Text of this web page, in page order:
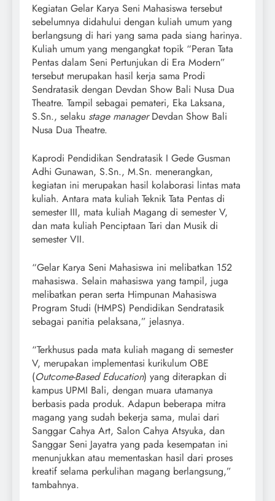
Kegiatan Gelar Karya Seni Mahasiswa tersebut
sebelumnya didahului dengan kuliah umum yang
berlangsung di hari yang sama pada siang harinya.
Kuliah umum yang mengangkat topik “Peran Tata
Pentas dalam Seni Pertunjukan di Era Modern”
tersebut merupakan hasil kerja sama Prodi
Sendratasik dengan Devdan Show Bali Nusa Dua
Theatre. Tampil sebagai pemateri, Eka Laksana,
S.Sn., selaku stage managerDevdan Show Bali
Nusa Dua Theatre.
Kaprodi Pendidikan Sendratasik I Gede Gusman
Adhi Gunawan, S.Sn., M.Sn. menerangkan,
kegiatan ini merupakan hasil kolaborasi lintas mata
kuliah. Antara mata kuliah Teknik Tata Pentas di
semester III, mata kuliah Magang di semester V,
dan mata kuliah Penciptaan Tari dan Musik di
semester VII.
“Gelar Karya Seni Mahasiswa ini melibatkan 152
mahasiswa. Selain mahasiswa yang tampil, juga
melibatkan peran serta Himpunan Mahasiswa
Program Studi (HMPS) Pendidikan Sendratasik
sebagai panitia pelaksana,” jelasnya.
“Terkhusus pada mata kuliah magang di semester
V, merupakan implementasi kurikulum OBE
(Outcome-Based Education) yang diterapkan di
kampus UPMI Bali, dengan muara utamanya
berbasis pada produk. Adapun beberapa mitra
magang yang sudah bekerja sama, mulai dari
Sanggar Cahya Art, Salon Cahya Atsyuka, dan
Sanggar Seni Jayatra yang pada kesempatan ini
menunjukkan atau mementaskan hasil dari proses
kreatif selama perkulihan magang berlangsung,”
tambahnya.